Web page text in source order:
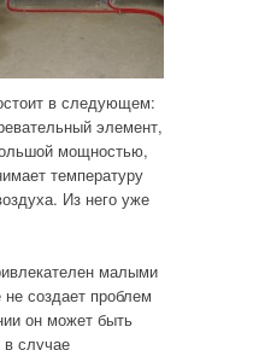
в следующем:
элемент,
мощностью,
температуру
Из него уже
малыми
создает проблем
он может быть
случае